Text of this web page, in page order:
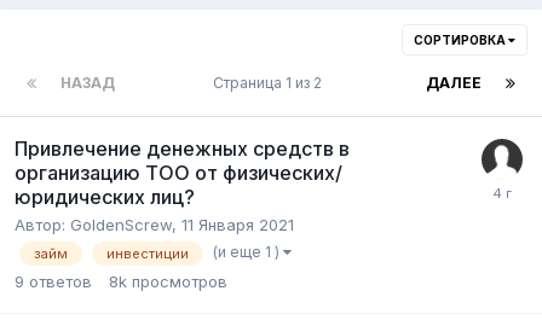
СОРТИРОВКА
НАЗАД ДАЛЕЕ
Страница 1 из 2
Привлечение денежных средств в
организацию ТОО от физических/
юридических лиц?
Автор: GoldenScrew, 11 Января 2021
займ инвестиции (и еще 1 )
9 ответов 8k просмотров